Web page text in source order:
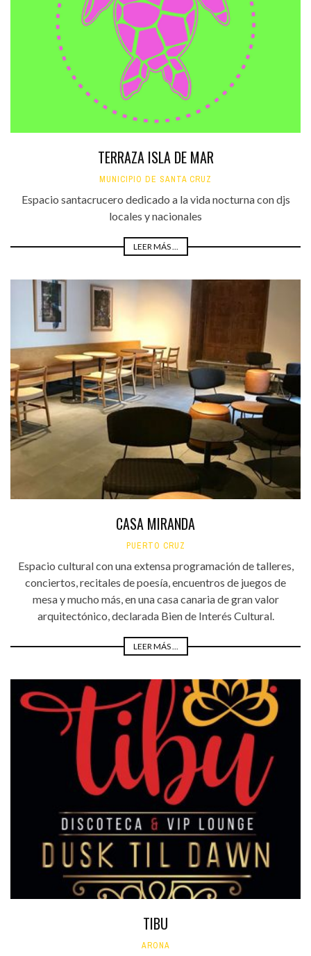
TERRAZA ISLA DE MAR
MUNICIPIO DE SANTA CRUZ
Espacio santacrucero dedicado a la vida nocturna con djs
locales y nacionales
LEER MÁS ...
CASA MIRANDA
PUERTO CRUZ
Espacio cultural con una extensa programación de talleres,
conciertos, recitales de poesía, encuentros de juegos de
mesa y mucho más, en una casa canaria de gran valor
arquitectónico, declarada Bien de Interés Cultural.
LEER MÁS ...
TIBU
ARONA